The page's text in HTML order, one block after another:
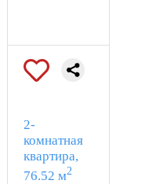
2-
комнатная
квартира,
76.52 м2